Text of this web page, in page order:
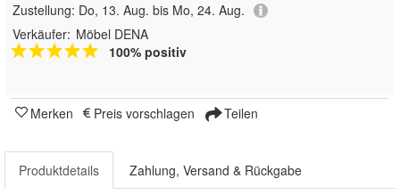
Zustellung: Do, 13. Aug. bis Mo, 24. Aug.
Verkäufer: Möbel DENA
100% positiv
Merken Preis vorschlagen Teilen
Produktdetails Zahlung, Versand & Rückgabe